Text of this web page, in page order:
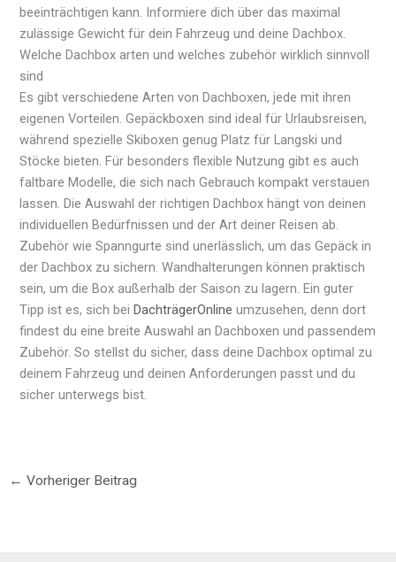
beeinträchtigen kann. Informiere dich über das maximal
zulässige Gewicht für dein Fahrzeug und deine Dachbox.
Welche Dachbox arten und welches zubehör wirklich sinnvoll
sind
Es gibt verschiedene Arten von Dachboxen, jede mit ihren
eigenen Vorteilen. Gepäckboxen sind ideal für Urlaubsreisen,
während spezielle Skiboxen genug Platz für Langski und
Stöcke bieten. Für besonders flexible Nutzung gibt es auch
faltbare Modelle, die sich nach Gebrauch kompakt verstauen
lassen. Die Auswahl der richtigen Dachbox hängt von deinen
individuellen Bedürfnissen und der Art deiner Reisen ab.
Zubehör wie Spanngurte sind unerlässlich, um das Gepäck in
der Dachbox zu sichern. Wandhalterungen können praktisch
sein, um die Box außerhalb der Saison zu lagern. Ein guter
Tipp ist es, sich beiDachträgerOnline umzusehen, denn dort
findest du eine breite Auswahl an Dachboxen und passendem
Zubehör. So stellst du sicher, dass deine Dachbox optimal zu
deinem Fahrzeug und deinen Anforderungen passt und du
sicher unterwegs bist.
← Vorheriger Beitrag